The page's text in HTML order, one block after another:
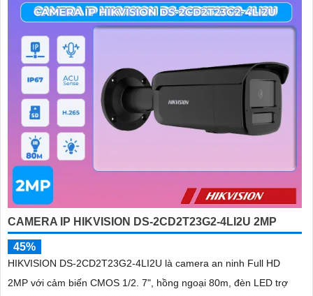
CAMERA IP HIKVISION DS-2CD2T23G2-4LI2U 2MP
45%
HIKVISION DS-2CD2T23G2-4LI2U là camera an ninh Full HD
2MP với cảm biến CMOS 1/2. 7", hồng ngoại 80m, đèn LED trợ